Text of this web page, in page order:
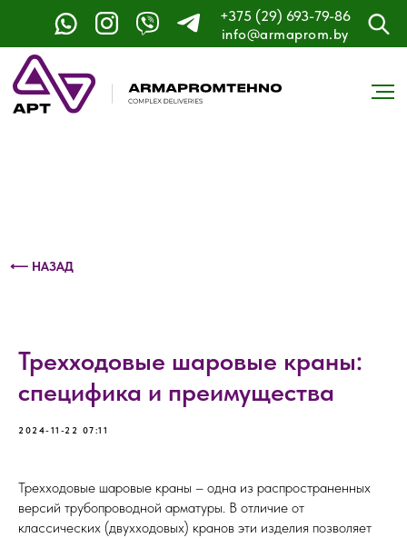
+375 (29) 693-79-86
info@armaprom.by
Контактный телефон: +375 (29) 693-79-86
⟵ НАЗАД
Трехходовые шаровые краны:
специфика и преимущества
2024-11-22 07:11
Трехходовые шаровые краны – одна из распространенных
версий трубопроводной арматуры. В отличие от
классических (двухходовых) кранов эти изделия позволяет